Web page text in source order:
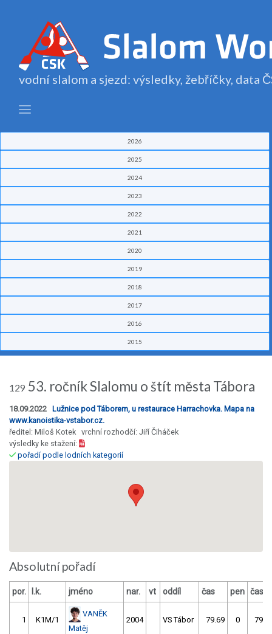
vodní slalom a sjezd: výsledky, žebříčky, data
2026
2025
2024
2023
2022
2021
2020
2019
2018
2017
2016
2015
129 53. ročník Slalomu o štít města Tábora
18.09.2022 Lužnice pod Táborem, u restaurace Harrachovka. Mapa na
www.kanoistika-vstabor.cz.
ředitel: Miloš Kotek vrchní rozhodčí: Jiří Čiháček
výsledky ke stažení:
pořadí podle lodních kategorií
Absolutní pořadí
por. l.k. jméno nar. vt oddíl čas pen čas
1 K1M/1
VANĚK
Matěj
2004 VS Tábor 79.69 0